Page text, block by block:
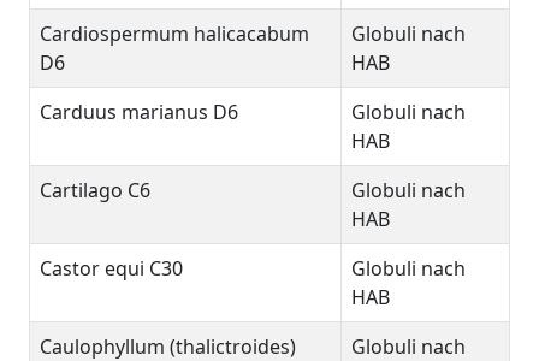
Cardiospermum halicacabum
D6
Globuli nach
HAB
Carduus marianus D6
Globuli nach
HAB
Cartilago C6
Globuli nach
HAB
Castor equi C30
Globuli nach
HAB
Caulophyllum (thalictroides)
Globuli nach